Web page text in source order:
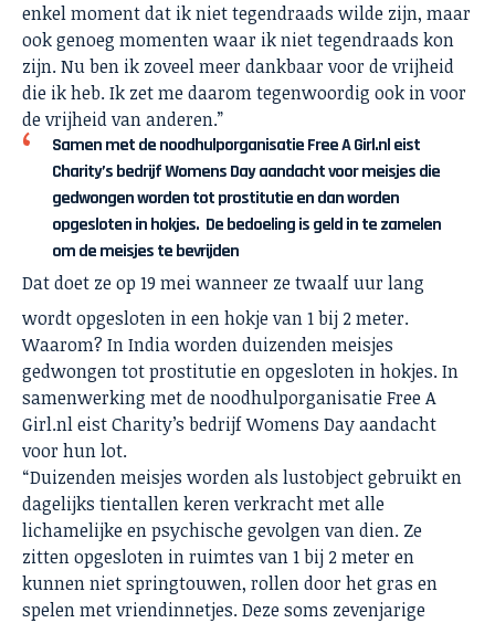
enkel moment dat ik niet tegendraads wilde zijn, maar
ook genoeg momenten waar ik niet tegendraads kon
zijn. Nu ben ik zoveel meer dankbaar voor de vrijheid
die ik heb. Ik zet me daarom tegenwoordig ook in voor
de vrijheid van anderen.”
Samen met de noodhulporganisatie Free A Girl.nl eist
Charity’s bedrijf Womens Day aandacht voor meisjes die
gedwongen worden tot prostitutie en dan worden
opgesloten in hokjes. De bedoeling is geld in te zamelen
om de meisjes te bevrijden
Dat doet ze op 19 mei wanneer ze twaalf uur lang
wordt opgesloten in een hokje van 1 bij 2 meter.
Waarom? In India worden duizenden meisjes
gedwongen tot prostitutie en opgesloten in hokjes. In
samenwerking met de noodhulporganisatieFree A
Girl.nleist Charity’s bedrijfWomens Dayaandacht
voor hun lot.
“Duizenden meisjes worden als lustobject gebruikt en
dagelijks tientallen keren verkracht met alle
lichamelijke en psychische gevolgen van dien. Ze
zitten opgesloten in ruimtes van 1 bij 2 meter en
kunnen niet springtouwen, rollen door het gras en
spelen met vriendinnetjes. Deze soms zevenjarige